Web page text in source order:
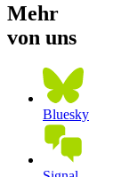
Mehr
von uns
Bluesky